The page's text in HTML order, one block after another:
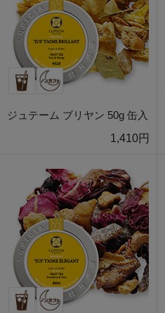
ジュテーム ブリヤン 50g 缶入
1,410円